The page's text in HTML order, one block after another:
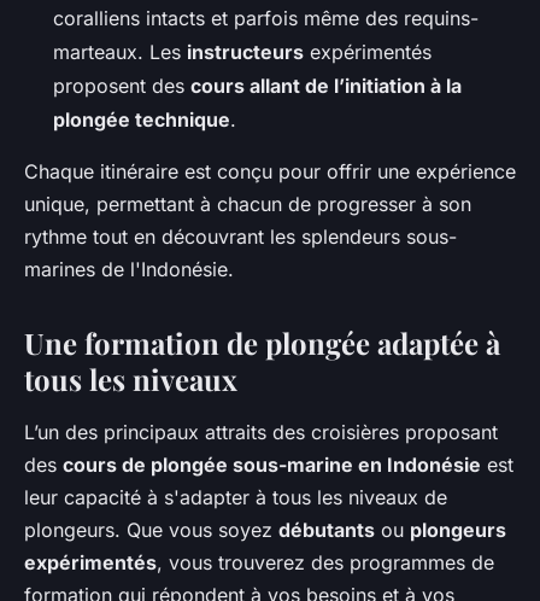
coralliens intacts et parfois même des requins-
marteaux. Les instructeurs expérimentés
proposent des cours allant de l’initiation à la
plongée technique.
Chaque itinéraire est conçu pour offrir une expérience
unique, permettant à chacun de progresser à son
rythme tout en découvrant les splendeurs sous-
marines de l'Indonésie.
Une formation de plongée adaptée à
tous les niveaux
L’un des principaux attraits des croisières proposant
des cours de plongée sous-marine en Indonésie est
leur capacité à s'adapter à tous les niveaux de
plongeurs. Que vous soyez débutants ou plongeurs
expérimentés, vous trouverez des programmes de
formation qui répondent à vos besoins et à vos